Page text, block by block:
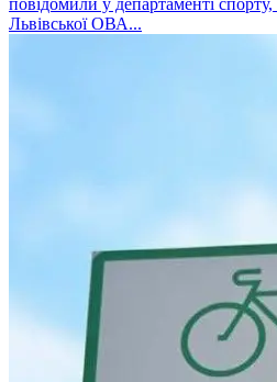
Львівської ОВА...